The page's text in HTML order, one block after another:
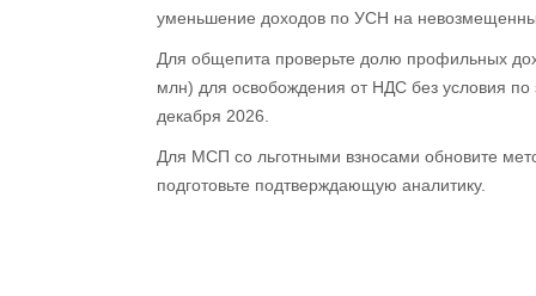
уменьшение доходов по УСН на
Для общепита проверьте долю профильных
млн) для освобождения от НДС без условия
декабря 2026.
Для МСП со льготными взносами обновите
подготовьте подтверждающую аналитику.